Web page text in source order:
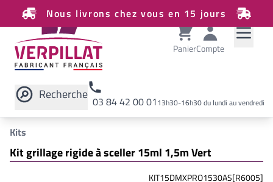
Nous livrons chez vous en 15 jours
PanierCompte
Recherche 03 84 42 00 0113h30-16h30 du lundi au vendredi
Rechercher sur le site
Kits
Kit grillage rigide à sceller 15ml 1,5m Vert
KIT15DMXPRO1530AS[R6005]